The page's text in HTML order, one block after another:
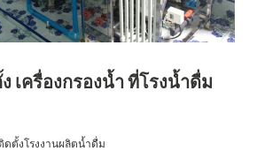
เครื่องกรองน้ำ ที่โรงน้ำดื่ม
ดตั้งโรงงานผลิตน้ำดื่ม